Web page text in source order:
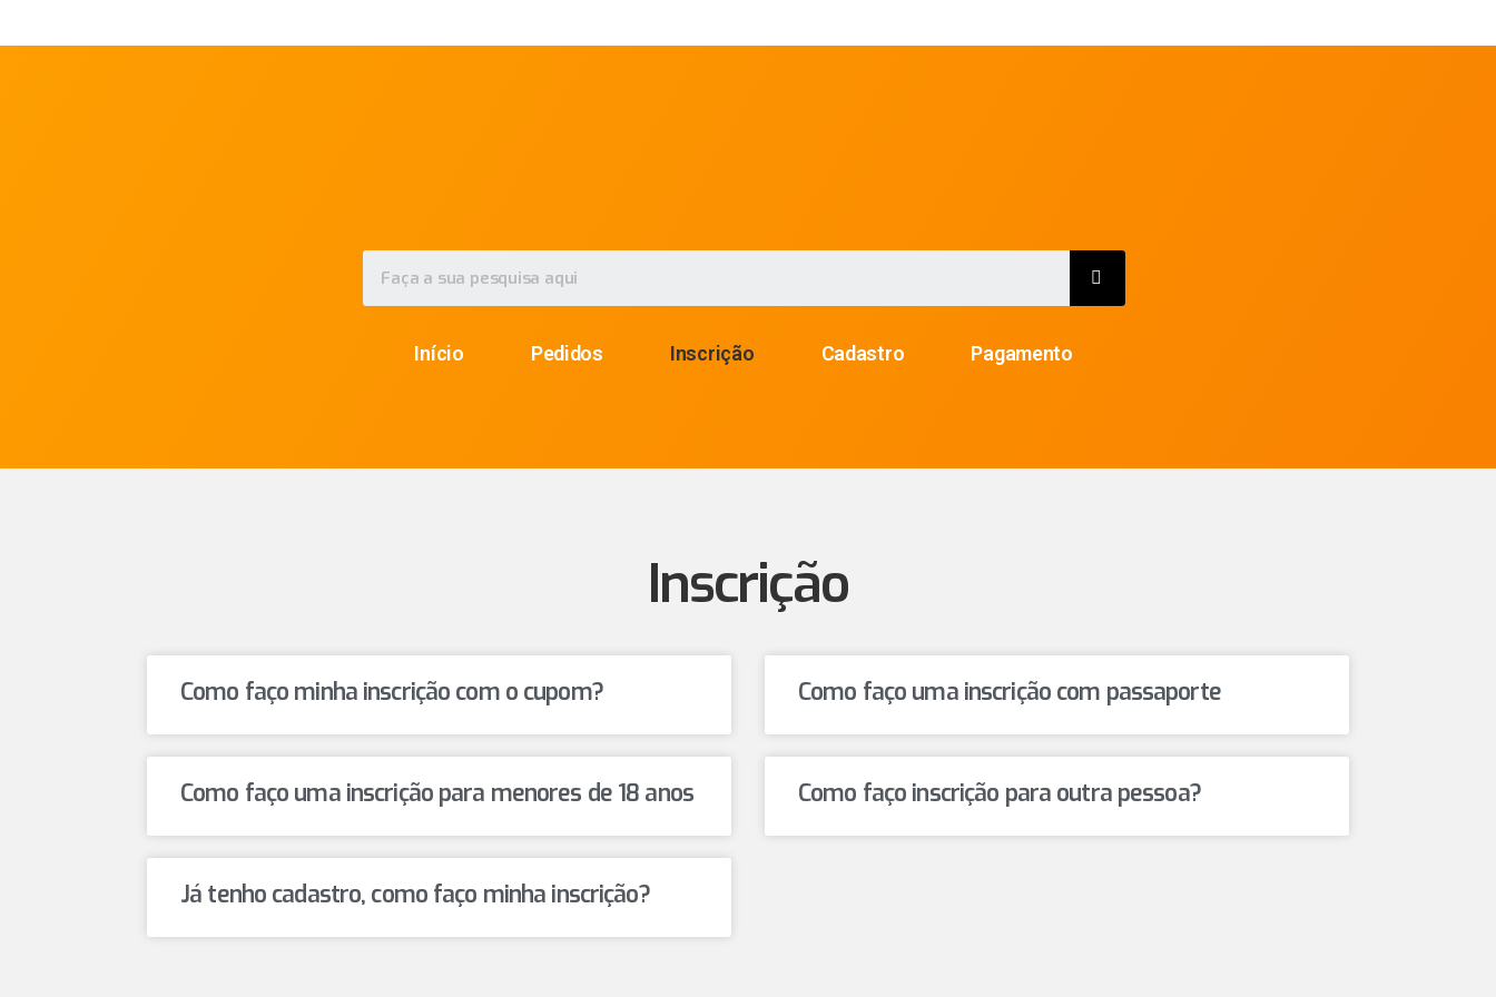
Início Pedidos Inscrição Cadastro Pagamento
Inscrição
Como faço minha inscrição com o cupom? Como faço uma inscrição com passaporte
Como faço uma inscrição para menores de 18 anos Como faço inscrição para outra pessoa?
Já tenho cadastro, como faço minha inscrição?